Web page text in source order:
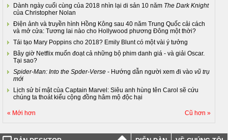
Dành ngày cuối cùng của 2018 nhìn lại di sản 10 năm The Dark Knight
của Christopher Nolan
Điện ảnh và truyền hình Hồng Kông sau 40 năm Trung Quốc cải cách
và mở cửa: Tương lai nào cho Hollywood phương Đông một thời?
Tái tạo Mary Poppins cho 2018? Emily Blunt có một vài ý tưởng
Bây giờ Netflix muốn đoạt cả những bộ phim danh giá - và giải Oscar.
Tại sao?
Spider-Man: Into the Spder-Verse - Hướng dẫn người xem đi vào vũ trụ
mới
Lịch sử bí mật của Captain Marvel: Siêu anh hùng tên Carol sẽ cứu
chúng ta thoát kiểu cộng đồng hâm mộ độc hại
« Mới hơn Cũ hơn »